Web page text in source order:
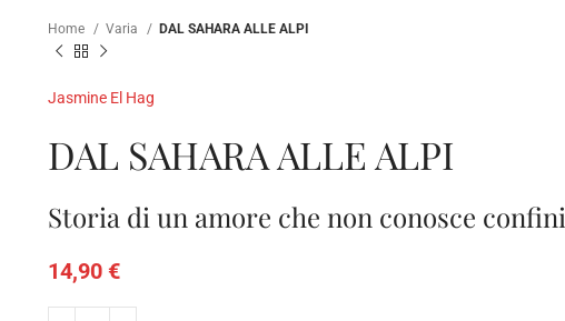
Home Varia DAL SAHARA ALLE ALPI
Jasmine El Hag
DAL SAHARA ALLE ALPI
Storia di un amore che non conosce confini
14,90 €